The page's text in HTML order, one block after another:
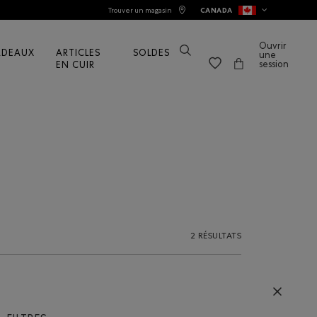
Trouver un magasin CANADA
ARTICLES
EN CUIR
SOLDES
Ouvrir
une
session
2 RÉSULTATS